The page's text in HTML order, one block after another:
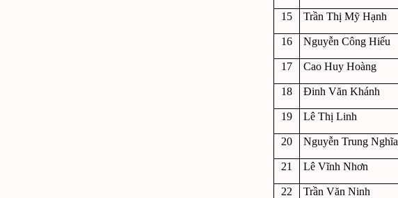
15 Trần Thị Mỹ Hạnh
16 Nguyễn Công Hiếu
17 Cao Huy Hoàng
18 Đinh Văn Khánh
19 Lê Thị Linh
20 Nguyễn Trung Nghĩa
21 Lê Vĩnh Nhơn
22 Trần Văn Ninh